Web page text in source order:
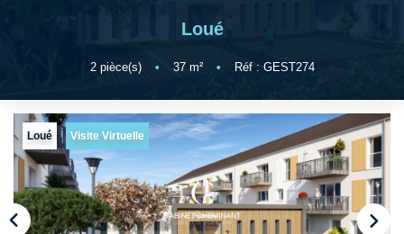
GESTION LOCATIVE
Qui Sommes-Nous ?
Nos Biens Loués
Nos Actualités
Loué
2pièce(s) • 37m² • Réf : GEST274
Loué Visite Virtuelle